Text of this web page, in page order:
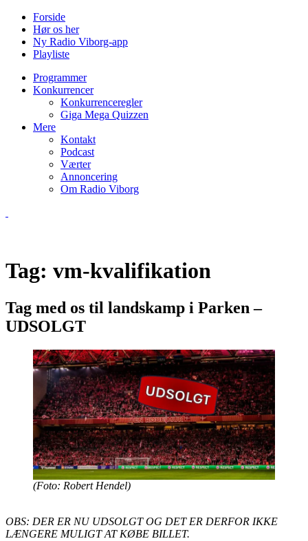
Forside
Hør os her
Ny Radio Viborg-app
Playliste
Programmer
Konkurrencer
Konkurrenceregler
Giga Mega Quizzen
Mere
Kontakt
Podcast
Værter
Annoncering
Om Radio Viborg
Tag: vm-kvalifikation
Tag med os til landskamp i Parken –
UDSOLGT
(Foto: Robert Hendel)
OBS: DER ER NU UDSOLGT OG DET ER DERFOR IKKE
LÆNGERE MULIGT AT KØBE BILLET.